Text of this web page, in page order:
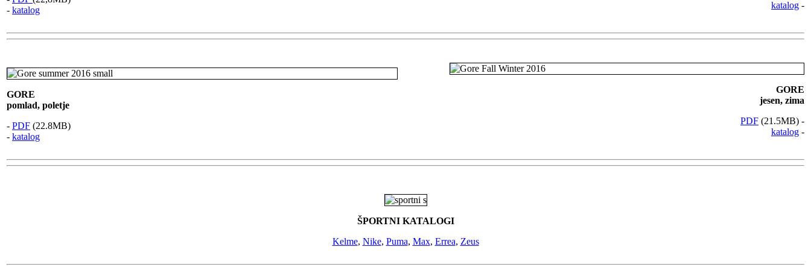
- katalog katalog -
GORE
pomlad, poletje
- PDF (22.8MB)
- katalog
GORE
jesen, zima
PDF (21.5MB) -
katalog -
ŠPORTNI KATALOGI
Kelme, Nike, Puma, Max, Errea, Zeus